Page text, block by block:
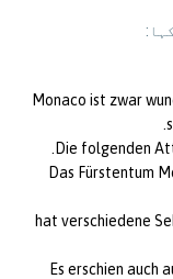
Monaco ist zwar
Die folgenden
Das Fürstentum
hat verschiedene
Es erschien auch